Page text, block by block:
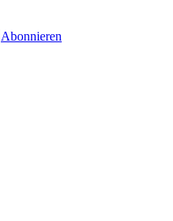
Abonnieren